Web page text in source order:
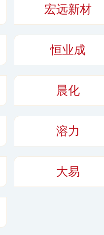
售网络。更多
宏远新材
恒业成
晨化
溶力
大易